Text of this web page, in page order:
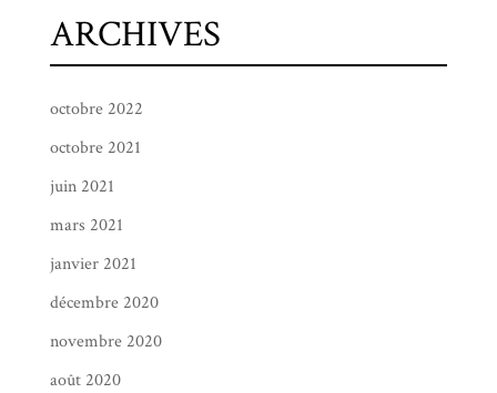
ARCHIVES
octobre 2022
octobre 2021
juin 2021
mars 2021
janvier 2021
décembre 2020
novembre 2020
août 2020